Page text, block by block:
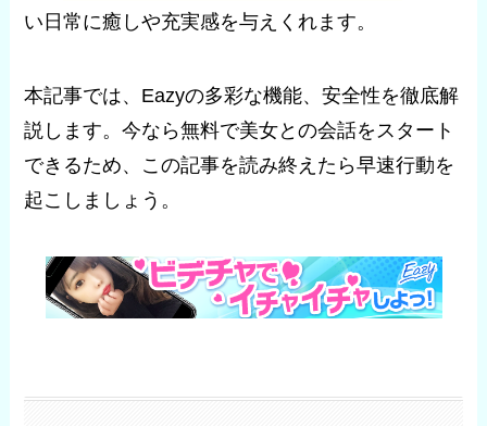
い日常に癒しや充実感を与えくれます。
本記事では、Eazyの多彩な機能、安全性を徹底解
説します。今なら無料で美女との会話をスタート
できるため、この記事を読み終えたら早速行動を
起こしましょう。